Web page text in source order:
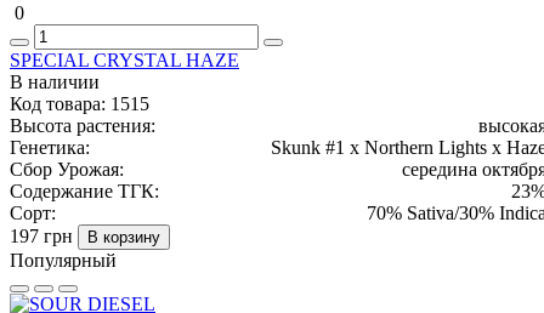
0
SPECIAL CRYSTAL HAZE
В наличии
Код товара: 1515
Высота растения:
Генетика:
Skunk #1 x Northern Lights x
Сбор Урожая:
середина
Содержание ТГК:
Сорт:
70% Sativa/30%
197 грн
В корзину
Популярный